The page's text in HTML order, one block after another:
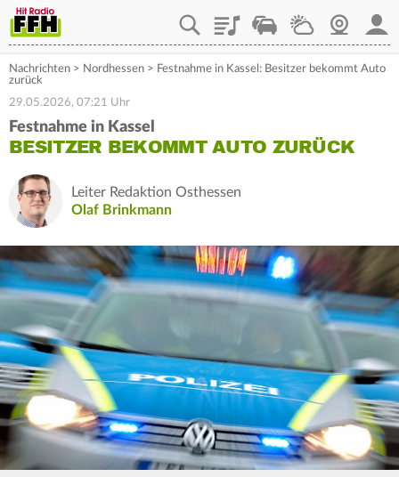
PlaylistStaupilotWetterWebcam
Nachrichten > Nordhessen > Festnahme in Kassel: Besitzer bekommt Auto
zurück
29.05.2026, 07:21 Uhr
Festnahme in Kassel
BESITZER BEKOMMT AUTO ZURÜCK
Leiter Redaktion Osthessen
Olaf Brinkmann